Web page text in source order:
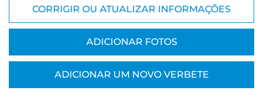
CORRIGIR OU ATUALIZAR INFORMAÇÕES
ADICIONAR FOTOS
ADICIONAR UM NOVO VERBETE